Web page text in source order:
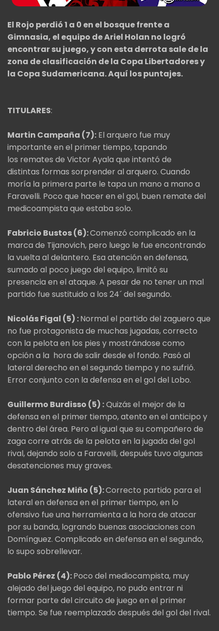
El Rojo perdió 1 a 0 en el bosque frente a
Gimnasia, el equipo de Ariel Holan no logró
encontrar su juego, y con esta derrota sale de la
zona de clasificación de la Copa Libertadores y
la Copa Sudamericana. Aquí los puntajes.
TITULARES:
Martin Campaña (7): El arquero fue muy
importante en el primer tiempo, tapando
los remates de Victor Ayala que intentó de
distintas formas sorprender al arquero. Cuando
moría la primera parte le tapa un mano a mano a
Faravelli. Poco que hacer en el gol, buen remate del
medicoampista que estaba solo.
Fabricio Bustos (6):Comenzó complicado en la
marca de Tijanovich, pero luego le fue encontrando
la vuelta al delantero. Esa atención en defensa,
sumado al poco juego del equipo, limitó su
presencia en el ataque. A pesar de no tener un mal
partido fue sustituido a los 24´ del segundo.
Nicolás Figal (5) :Normal el partido del zaguero que
no fue protagonista de muchas jugadas, correcto
con la pelota en los pies y mostrándose como
opción a la hora de salir desde el fondo. Pasó al
lateral derecho en el segundo tiempo y no sufrió.
Error conjunto con la defensa en el gol del Lobo.
Guillermo Burdisso (5) :Quizás el mejor de la
defensa en el primer tiempo, atento en el anticipo y
dentro del área. Pero al igual que su compañero de
zaga corre atrás de la pelota en la jugada del gol
rival, dejando solo a Faravelli, después tuvo algunas
desatenciones muy graves.
Juan Sánchez Miño (5):Correcto partido para el
lateral en defensa en el primer tiempo, en lo
ofensivo fue una herramienta a la hora de atacar
por su banda, logrando buenas asociaciones con
Domínguez. Complicado en defensa en el segundo,
lo supo sobrellevar.
Pablo Pérez (4):Poco del mediocampista, muy
alejado del juego del equipo, no pudo entrar ni
formar parte del circuito de juego en el primer
tiempo. Se fue reemplazado después del gol del rival.